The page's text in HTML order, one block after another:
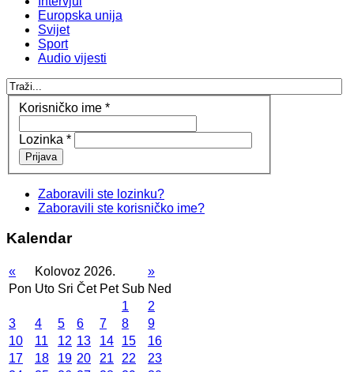
Europska unija
Svijet
Sport
Audio vijesti
Korisničko ime *
Lozinka *
Prijava
Zaboravili ste lozinku?
Zaboravili ste korisničko ime?
Kalendar
« Kolovoz 2026.
»
Pon Uto Sri Čet Pet Sub Ned
1
2
3
4 5 6 7 8
9
10
11 12 13 14 15
16
17
18 19 20 21 22
23